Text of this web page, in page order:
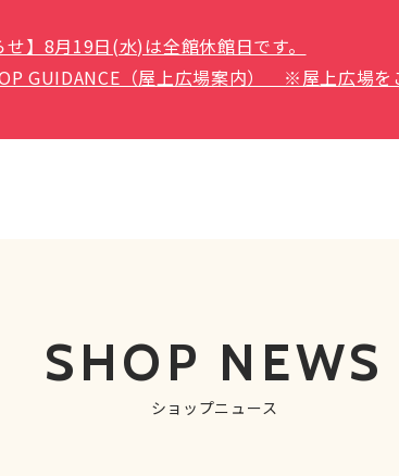
せ】8月19日(水)は全館休館日です。
GUIDANCE（屋上広場案内） ※屋上広場を
SHOP NEWS
ショップニュース